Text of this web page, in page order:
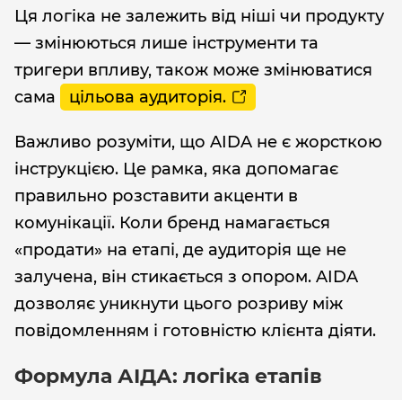
Ця логіка не залежить від ніші чи продукту
— змінюються лише інструменти та
тригери впливу, також може змінюватися
сама
цільова аудиторія.
Важливо розуміти, що AIDA не є жорсткою
інструкцією. Це рамка, яка допомагає
правильно розставити акценти в
комунікації. Коли бренд намагається
«продати» на етапі, де аудиторія ще не
залучена, він стикається з опором. AIDA
дозволяє уникнути цього розриву між
повідомленням і готовністю клієнта діяти.
Формула АІДА: логіка етапів